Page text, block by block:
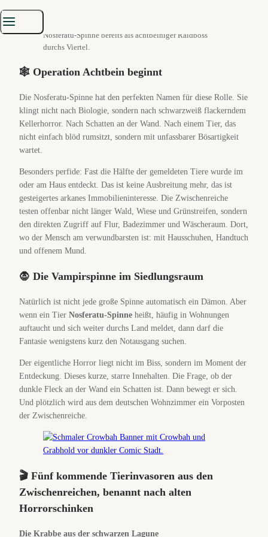
Die Wohnraumoffensive der Zwischenreiche: Während
Nosferatu-Spinne bereits als achtbeiniger Raidboss
durchs Viertel.
🕸️ Operation Achtbein beginnt
Die Nosferatu-Spinne hat den perfekten Namen für diese Rolle. Sie
klingt nicht nach Biologie, sondern nach schwarzweiß flackerndem
Kellerhorror. Nach Schatten an der Wand. Nach einem Tier, das
nicht einfach blöd rumsitzt, sondern mit unfassbarer Bösartigkeit
wartet.
Besonders perfide: Fast die Hälfte der gemeldeten Tiere wurde im
oder am Haus entdeckt. Das ist keine Ausbreitung mehr, das ist
gesteigertes arkanes Immobilieninteresse. Die Zwischenreiche
testen offenbar nicht länger Wald, Wiese und Grünstreifen, sondern
den direkten Zugriff auf Flur, Badezimmer und Wäscheraum. Dort,
wo der Mensch am verwundbarsten ist: mit Hausschuhen, Handtuch
und offenem Mund.
🧛 Die Vampirspinne im Siedlungsraum
Natürlich ist nicht jede große Spinne automatisch ein Dämon. Aber
wenn ein Tier Nosferatu-Spinne heißt, häufig in Wohnungen
auftaucht und sich weiter durchs Land meldet, dann darf die
Fantasie wenigstens kurz den Notausgang suchen.
Der eigentliche Horror liegt nicht im Biss, sondern im Moment der
Entdeckung. Dieses kurze, starre Innehalten. Die Frage, ob der
dunkle Fleck an der Wand ein Schatten ist. Dann bewegt er sich.
Und plötzlich wird aus dem deutschen Wohnzimmer ein Vorposten
der Zwischenreiche.
🎬 Fünf kommende Tierinvasoren aus den
Zwischenreichen, benannt nach alten
Horrorschinken
Die Krabbe aus der schwarzen Lagune